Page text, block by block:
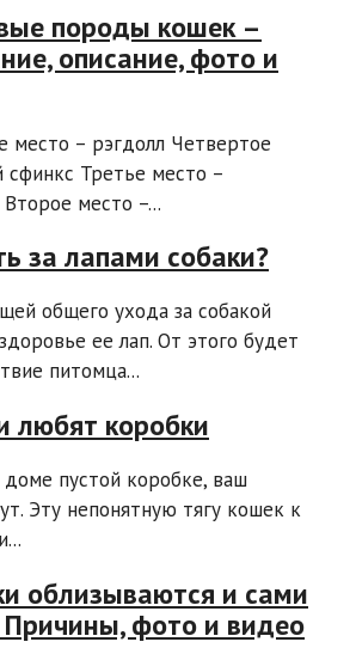
породы кошек –
описание, фото и
место – рэгдолл Четвертое
сфинкс Третье место –
место –...
за лапами собаки?
общего ухода за собакой
ее лап. От этого будет
питомца...
любят коробки
доме пустой коробке, ваш
Эту непонятную тягу кошек к
облизываются и сами
Причины, фото и видео